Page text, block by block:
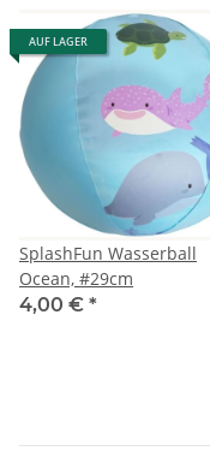
AUF LAGER
SplashFun Wasserball
Ocean, #29cm
4,00 € *